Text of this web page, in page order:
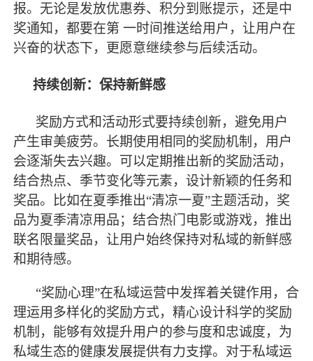
报。无论是发放优惠券、积分到账提示，还是中
奖通知，都要在第 一时间推送给用户，让用户在
兴奋的状态下，更愿意继续参与后续活动。
持续创新：保持新鲜感
奖励方式和活动形式要持续创新，避免用户
产生审美疲劳。长期使用相同的奖励机制，用户
会逐渐失去兴趣。可以定期推出新的奖励活动，
结合热点、季节变化等元素，设计新颖的任务和
奖品。比如在夏季推出“清凉一夏”主题活动，奖
品为夏季清凉用品；结合热门电影或游戏，推出
联名限量奖品，让用户始终保持对私域的新鲜感
和期待感。
“奖励心理”在私域运营中发挥着关键作用，合
理运用多样化的奖励方式，精心设计科学的奖励
机制，能够有效提升用户的参与度和忠诚度，为
私域生态的健康发展提供有力支撑。对于私域运